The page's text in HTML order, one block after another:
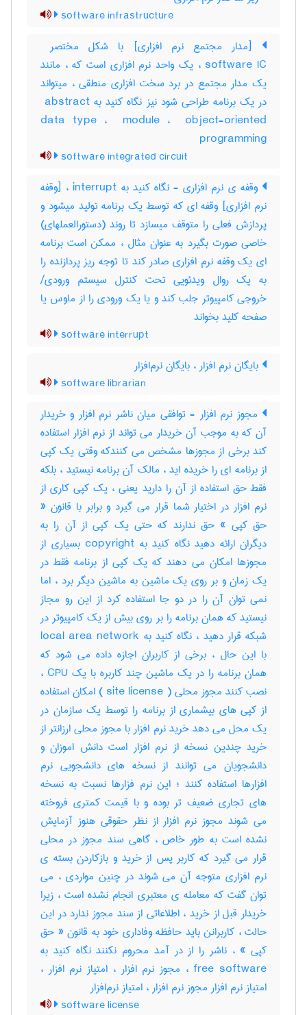
software infrastructure
software IC ، یک واحد نرم افزاری است که ، مانند
یک مدار مجتمع در برد سخت افزاری منطقی ، میتواند
در یک برنامه طراحی شود نیز نگاه کنید به ‎ abstract
data type ، ‎ module ، ‎ object-oriented
programming
software integrated circuit
وقفه ی نرم افزاری - نگاه کنید به interrupt ، [وقفه
نرم افزاری] وقفه ای که توسط یک برنامه تولید میشود و
پردازش فعلی را متوقف میسازد تا روند (دستورالعملهای)
خاصی صورت بگیرد به عنوان مثال ، ممکن است برنامه
ای یک وقفه نرم افزاری صادر کند تا توجه ریز پردازنده را
به یک روال ویدئویی تحت کنترل سیستم ورودی‎/
خروجی کامپیوتر جلب کند و یا یک ورودی را از ماوس یا
صفحه کلید بخواند
software interrupt
بایگان نرم افزار ، بایگان نرم‌افزار
software librarian
مجوز نرم افزار - توافقی میان ناشر نرم افزار و خریدار
آن که به موجب آن خریدار می تواند از نرم افزار استفاده
کند برخی از مجوزها مشخص می کنندکه وقتی یک کپی
از برنامه ای را خریده اید ، مالک آن برنامه نیستید ، بلکه
فقط حق استفاده از آن را دارید یعنی ، یک کپی کاری از
نرم افزار در اختیار شما قرار می گیرد و برابر با قانون «
حق کپی » حق ندارند که حتی یک کپی از آن را به
دیگران ارائه دهید نگاه کنید به copyright بسیاری از
مجوزها امکان می دهند که یک کپی از برنامه فقط در
یک زمان و بر روی یک ماشین به ماشین دیگر برد ، اما
نمی توان آن را در دو جا استفاده کرد از این رو مجاز
نیستید که همان برنامه را بر روی بیش از یک کامپیوتر در
شبکه قرار دهید ، نگاه کنید به local area network
با این حال ، برخی از کاربران اجازه داده می شود که
همان برنامه را در یک ماشین چند کاربره با یک CPU ،
نصب کنند مجوز محلی ( site license ) امکان استفاده
از کپی های بیشماری از برنامه را توسط یک سازمان در
یک محل می دهد خرید نرم افزار با مجوز محلی ارزانتر از
خرید چندین نسخه از نرم افزار است دانش اموزان و
دانشجویان می توانند از نسخه های دانشجویی نرم
افزارها استفاده کنند ؛ این نرم فزارها نسبت به نسخه
های تجاری ضعیف تر بوده و با قیمت کمتری فروخته
می شوند مجوز نرم افزار از نظر حقوقی هنوز آزمایش
نشده است به طور خاص ، گاهی سند مجوز در محلی
قرار می گیرد که کاربر پس از خرید و بازکاردن بسته ی
نرم افزاری متوجه آن می شوند در چنین مواردی ، می
توان گفت که معامله ی معتبری انجام نشده است ، زیرا
خریدار قبل از خرید ، اطلاعاتی از سند مجوز ندارد در این
حالت ، کاربرانن باید حافظه وفاداری خود به قانون « حق
کپی » ، ناشر را از در آمد محروم نکنند نگاه کنید به
free software ، مجوز نرم افزار ، امتیاز نرم افزار ،
امتیاز نرم افزار مجوز نرم افزار ، امتیاز نرم‌افزار
software license